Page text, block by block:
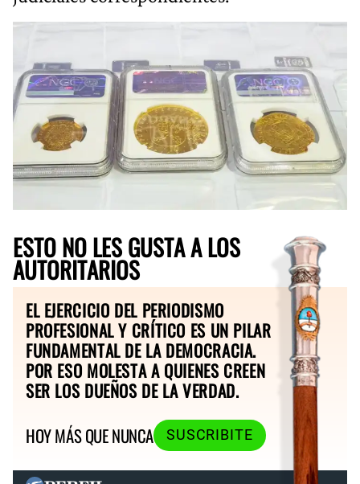
ESTO NO LES GUSTA A LOS
AUTORITARIOS
EL EJERCICIO DEL PERIODISMO
PROFESIONAL Y CRÍTICO ES UN PILAR
FUNDAMENTAL DE LA DEMOCRACIA.
POR ESO MOLESTA A QUIENES CREEN
SER LOS DUEÑOS DE LA VERDAD.
HOY MÁS QUE NUNCA
SUSCRIBITE